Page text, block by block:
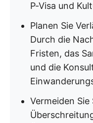
P-Visa und
Planen Sie
Durch die
Fristen, das
und die
Vermeiden